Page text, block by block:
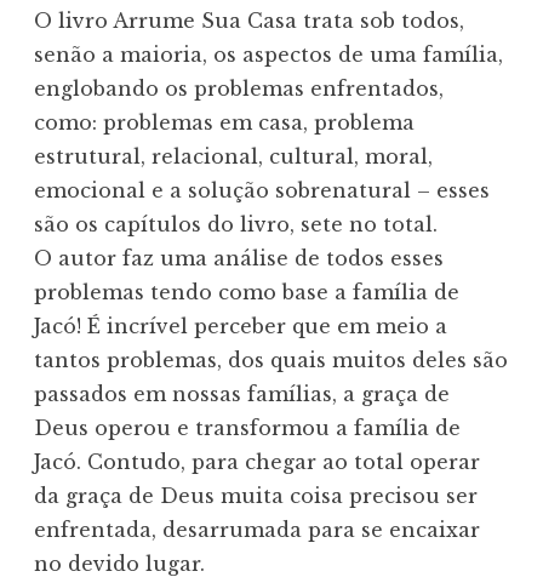
O livro Arrume Sua Casa trata sob todos,
senão a maioria, os aspectos de uma família,
englobando os problemas enfrentados,
como: problemas em casa, problema
estrutural, relacional, cultural, moral,
emocional e a solução sobrenatural – esses
são os capítulos do livro, sete no total.
O autor faz uma análise de todos esses
problemas tendo como base a família de
Jacó! É incrível perceber que em meio a
tantos problemas, dos quais muitos deles são
passados em nossas famílias, a graça de
Deus operou e transformou a família de
Jacó. Contudo, para chegar ao total operar
da graça de Deus muita coisa precisou ser
enfrentada, desarrumada para se encaixar
no devido lugar.